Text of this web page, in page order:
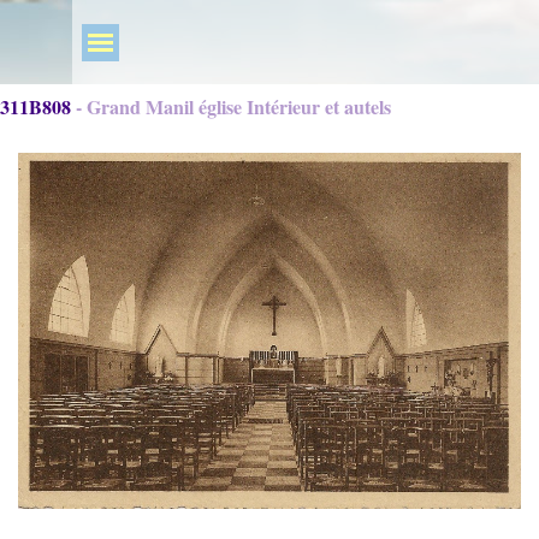
311B808 - Grand Manil église Intérieur et autels